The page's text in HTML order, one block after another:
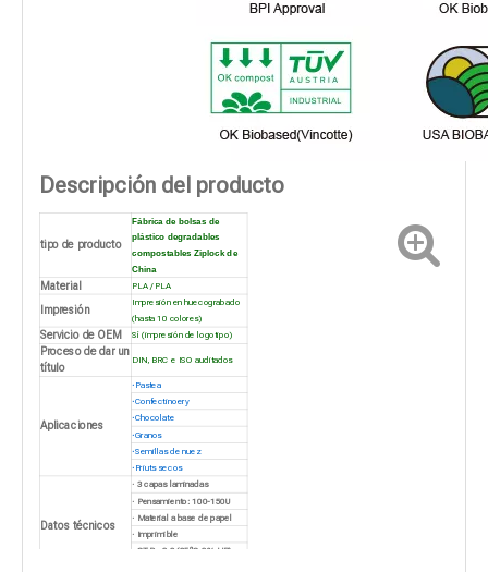
Descripción del producto
tipo de producto
Fábrica de bolsas de
plástico degradables
compostables Ziplock de
China
Material PLA / PLA
Impresión
Impresión en huecograbado
(hasta 10 colores)
Servicio de OEM Sí (impresión de logotipo)
Proceso de dar un
título
DIN, BRC e ISO auditados
Aplicaciones
· Pastea
·Confectinoery
·Chocolate
·Granos
·Semillas de nuez
· Friuts secos
Datos técnicos
· 3 capas laminadas
· Pensamiento: 100-150U
· Material a base de papel
· Imprimible
· OTR - 0.2 (25ºC 0% HR)